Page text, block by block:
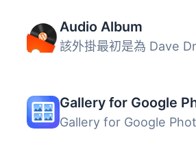
Audio Album